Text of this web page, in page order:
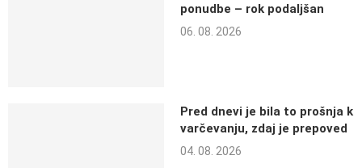
ponudbe – rok podaljšan
06. 08. 2026
Pred dnevi je bila to prošnja k
varčevanju, zdaj je prepoved
04. 08. 2026